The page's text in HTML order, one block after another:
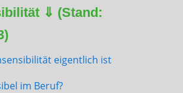
⇓ (Stand:
eigentlich ist
im Beruf?